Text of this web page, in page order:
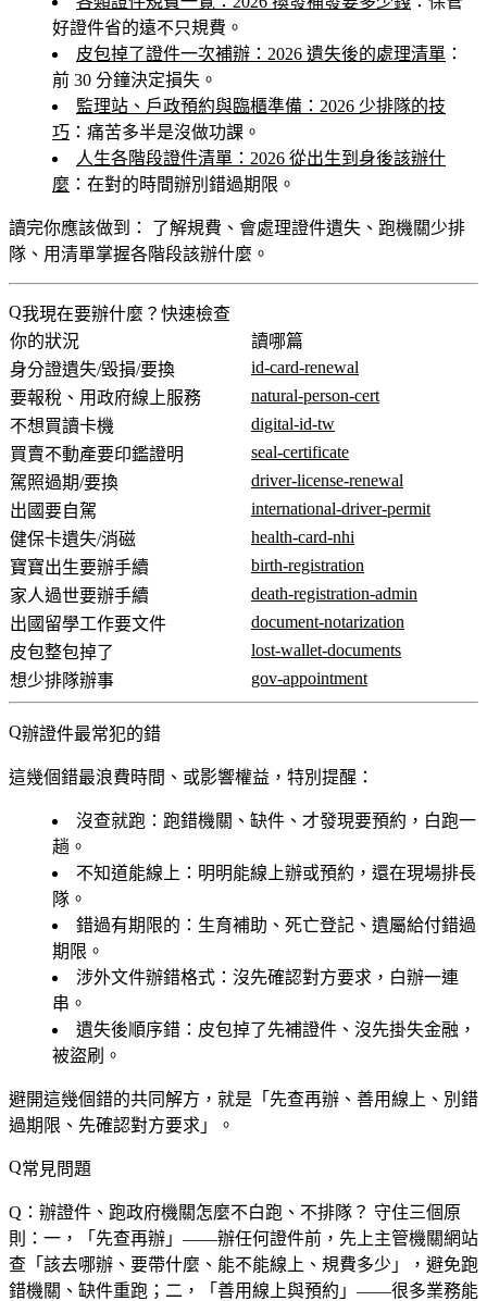
好證件省的遠不只規費。
皮包掉了證件一次補辦：2026 遺失後的處理清單 ：
前 30 分鐘決定損失。
監理站、戶政預約與臨櫃準備：2026 少排隊的技
巧 ：痛苦多半是沒做功課。
人生各階段證件清單：2026 從出生到身後該辦什
麼 ：在對的時間辦別錯過期限。
讀完你應該做到：
了解規費、會處理證件遺失、跑機關少排
隊、用清單掌握各階段該辦什麼。
我現在要辦什麼？快速檢查
你的狀況
讀哪篇
身分證遺失/毀損/要換
id-card-renewal
要報稅、用政府線上服務
natural-person-cert
不想買讀卡機
digital-id-tw
買賣不動產要印鑑證明
seal-certificate
駕照過期/要換
driver-license-renewal
出國要自駕
international-driver-permit
健保卡遺失/消磁
health-card-nhi
寶寶出生要辦手續
birth-registration
家人過世要辦手續
death-registration-admin
出國留學工作要文件
document-notarization
皮包整包掉了
lost-wallet-documents
想少排隊辦事
gov-appointment
辦證件最常犯的錯
這幾個錯最浪費時間、或影響權益，特別提醒：
沒查就跑 ：跑錯機關、缺件、才發現要預約，白跑一
趟。
不知道能線上 ：明明能線上辦或預約，還在現場排長
隊。
錯過有期限的 ：生育補助、死亡登記、遺屬給付錯過
期限。
涉外文件辦錯格式 ：沒先確認對方要求，白辦一連
串。
遺失後順序錯 ：皮包掉了先補證件、沒先掛失金融，
被盜刷。
避開這幾個錯的共同解方，就是「先查再辦、善用線上、別錯
過期限、先確認對方要求」。
常見問題
Q：辦證件、跑政府機關怎麼不白跑、不排隊？ 守住三個原
則：一，「先查再辦」——辦任何證件前，先上主管機關網站
查「該去哪辦、要帶什麼、能不能線上、規費多少」，避免跑
錯機關、缺件重跑；二，「善用線上與預約」——很多業務能